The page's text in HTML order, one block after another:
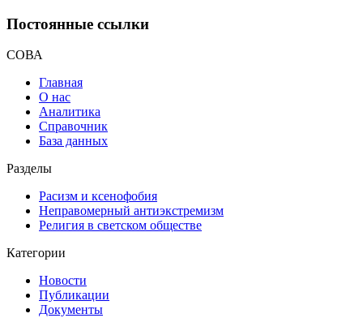
Постоянные ссылки
СОВА
Главная
О нас
Аналитика
Справочник
База данных
Разделы
Расизм и ксенофобия
Неправомерный антиэкстремизм
Религия в светском обществе
Категории
Новости
Публикации
Документы